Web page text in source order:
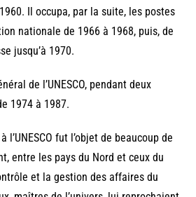
Il occupa, par la suite, les postes
nationale de 1966 à 1968, puis, de
jusqu’à 1970.
de l’UNESCO, pendant deux
1974 à 1987.
l’UNESCO fut l’objet de beaucoup de
entre les pays du Nord et ceux du
et la gestion des affaires du